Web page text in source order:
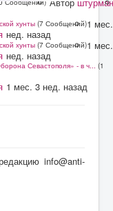
хунты (7 Сообщений)1
нед. назад
хунты (7 Сообщений)1
нед. назад
Севастополя» - в ч...
(1
1 мес. 3 нед. назад
info@anti-